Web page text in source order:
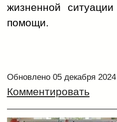
жизненной
помощи.
Обновлено 05 декабря 2024
Комментировать